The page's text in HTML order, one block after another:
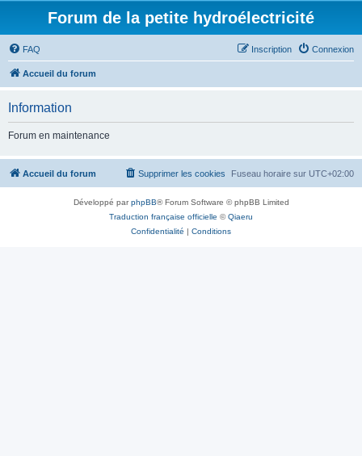
Forum de la petite hydroélectricité
FAQ Connexion
Inscription
Accueil du forum
Information
Forum en maintenance
Accueil du forum Fuseau horaire sur UTC+02:00
Supprimer les cookies
Développé parphpBB® Forum Software © phpBB Limited
Traduction française officielle ©Qiaeru
Confidentialité | Conditions